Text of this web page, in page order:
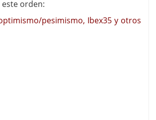
orden:
pesimismo, Ibex35 y otros